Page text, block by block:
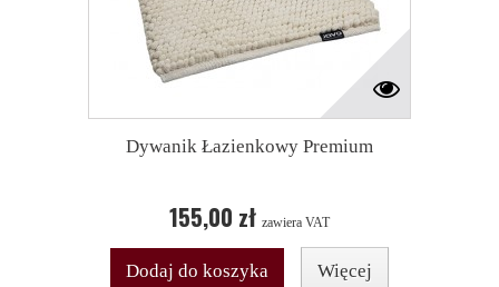
Dywanik Łazienkowy Premium
155,00 zł zawiera VAT
Dodaj do koszyka Więcej